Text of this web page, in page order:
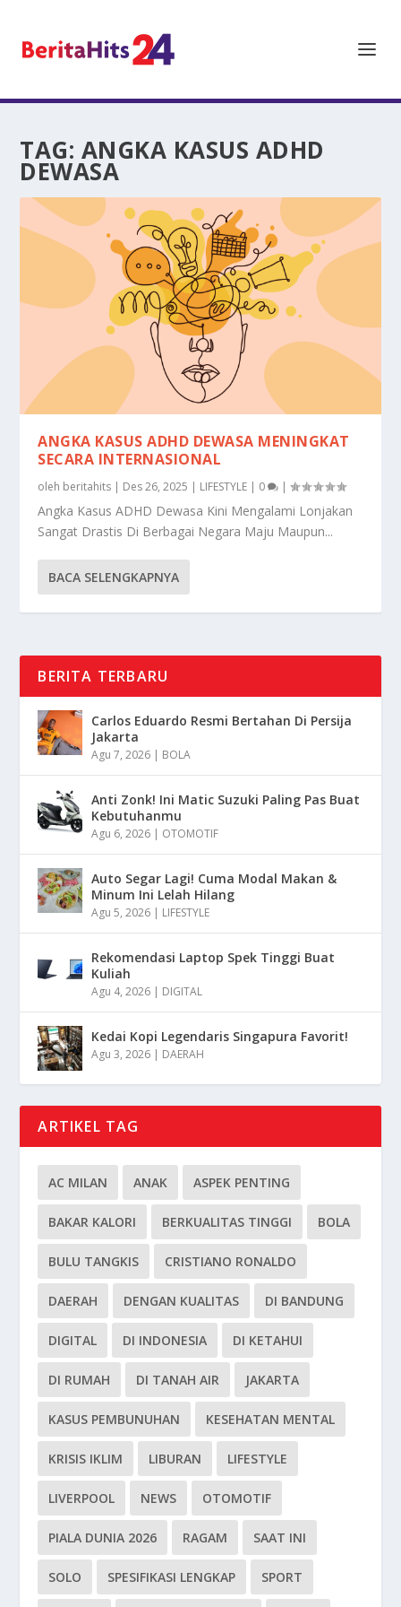
TAG: ANGKA KASUS ADHD
DEWASA
ANGKA KASUS ADHD DEWASA MENINGKAT
SECARA INTERNASIONAL
oleh beritahits | Des 26, 2025 | LIFESTYLE | 0 |
Angka Kasus ADHD Dewasa Kini Mengalami Lonjakan
Sangat Drastis Di Berbagai Negara Maju Maupun...
BACA SELENGKAPNYA
BERITA TERBARU
Carlos Eduardo Resmi Bertahan Di Persija
Jakarta
Agu 7, 2026 | BOLA
Anti Zonk! Ini Matic Suzuki Paling Pas Buat
Kebutuhanmu
Agu 6, 2026 | OTOMOTIF
Auto Segar Lagi! Cuma Modal Makan &
Minum Ini Lelah Hilang
Agu 5, 2026 | LIFESTYLE
Rekomendasi Laptop Spek Tinggi Buat
Kuliah
Agu 4, 2026 | DIGITAL
Kedai Kopi Legendaris Singapura Favorit!
Agu 3, 2026 | DAERAH
ARTIKEL TAG
AC MILAN ANAK ASPEK PENTING
BAKAR KALORI BERKUALITAS TINGGI BOLA
BULU TANGKIS CRISTIANO RONALDO
DAERAH DENGAN KUALITAS DI BANDUNG
DIGITAL DI INDONESIA DI KETAHUI
DI RUMAH DI TANAH AIR JAKARTA
KASUS PEMBUNUHAN KESEHATAN MENTAL
KRISIS IKLIM LIBURAN LIFESTYLE
LIVERPOOL NEWS OTOMOTIF
PIALA DUNIA 2026 RAGAM SAAT INI
SOLO SPESIFIKASI LENGKAP SPORT